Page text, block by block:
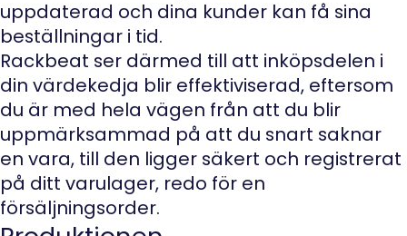
uppdaterad och dina kunder kan få sina
beställningar i tid.
Rackbeat ser därmed till att inköpsdelen i
din värdekedja blir effektiviserad, eftersom
du är med hela vägen från att du blir
uppmärksammad på att du snart saknar
en vara, till den ligger säkert och registrerat
på ditt varulager, redo för en
försäljningsorder.